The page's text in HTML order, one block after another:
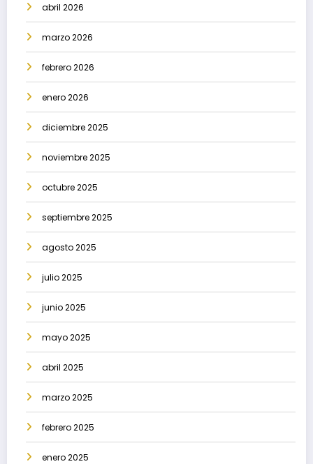
abril 2026
marzo 2026
febrero 2026
enero 2026
diciembre 2025
noviembre 2025
octubre 2025
septiembre 2025
agosto 2025
julio 2025
junio 2025
mayo 2025
abril 2025
marzo 2025
febrero 2025
enero 2025